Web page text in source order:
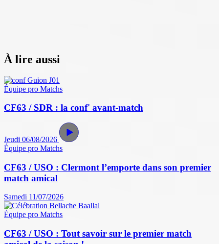
À lire aussi
Équipe pro Matchs
CF63 / SDR : la conf' avant-match
Jeudi 06/08/2026
Équipe pro Matchs
CF63 / USO : Clermont l’emporte dans son premier
match amical
Samedi 11/07/2026
Équipe pro Matchs
CF63 / USO : Tout savoir sur le premier match